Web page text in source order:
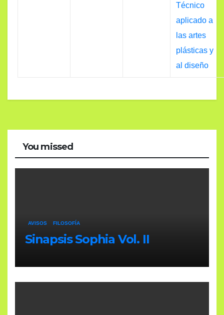
Técnico
aplicado a
las artes
plásticas y
al diseño
You missed
AVISOS FILOSOFÍA
Sinapsis Sophia Vol. II